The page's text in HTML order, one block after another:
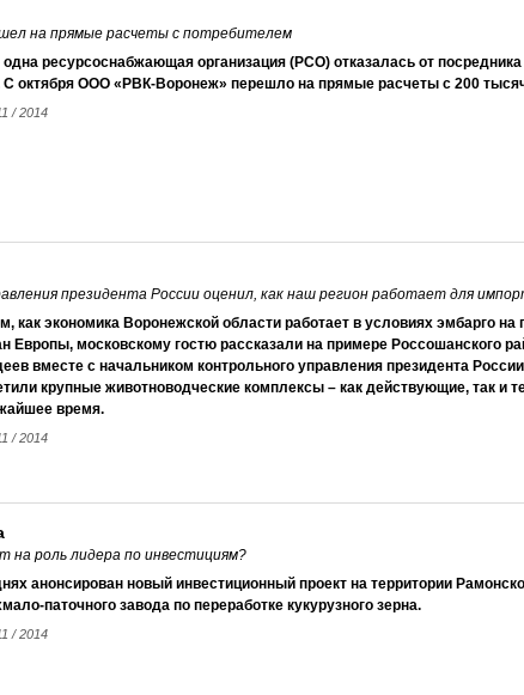
на прямые расчеты с потребителем
ресурсоснабжающая организация (РСО) отказалась от
С октября ООО «РВК-Воронеж» перешло на прямые расчеты с 200
/ 2014
президента России оценил, как наш регион работает для
как экономика Воронежской области работает в условиях эмбарго на
Европы, московскому гостю рассказали на примере Россошанского
вместе с начальником контрольного управления президента
крупные животноводческие комплексы – как действующие, так и
время.
/ 2014
на роль лидера по инвестициям?
анонсирован новый инвестиционный проект на территории
паточного завода по переработке кукурузного зерна.
/ 2014